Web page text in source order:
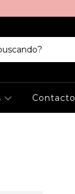
Contacto